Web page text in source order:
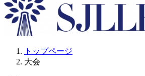
トップページ
大会